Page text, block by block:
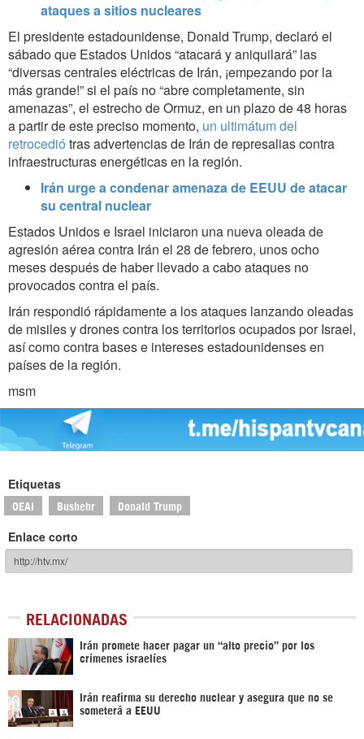
ataques a sitios nucleares
El presidente estadounidense, Donald Trump, declaró el
sábado que Estados Unidos “atacará y aniquilará” las
“diversas centrales eléctricas de Irán, ¡empezando por la
más grande!” si el país no “abre completamente, sin
amenazas”, el estrecho de Ormuz, en un plazo de 48 horas
a partir de este preciso momento, un ultimátum del
retrocedió tras advertencias de Irán de represalias contra
infraestructuras energéticas en la región.
Irán urge a condenar amenaza de EEUU de atacar
su central nuclear
Estados Unidos e Israel iniciaron una nueva oleada de
agresión aérea contra Irán el 28 de febrero, unos ocho
meses después de haber llevado a cabo ataques no
provocados contra el país.
Irán respondió rápidamente a los ataques lanzando oleadas
de misiles y drones contra los territorios ocupados por Israel,
así como contra bases e intereses estadounidenses en
países de la región.
msm
Etiquetas
OEAI Bushehr Donald Trump
Enlace corto
RELACIONADAS
Irán promete hacer pagar un “alto precio” por los
crímenes israelíes
Irán reafirma su derecho nuclear y asegura que no se
someterá a EEUU